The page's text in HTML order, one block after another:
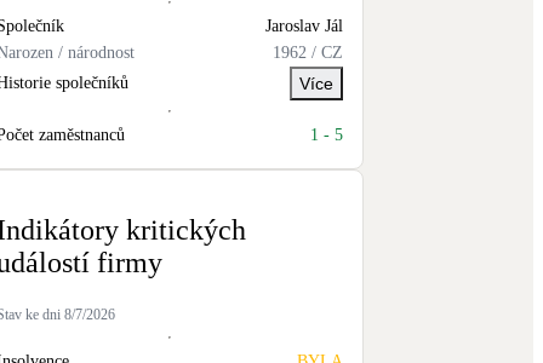
střecha
střechy
Jaroslav Jál
/ národnost
1962 / CZ
společníků
Více
zaměstnanců 1 - 5
kritických
firmy
ke dni 8/7/2026